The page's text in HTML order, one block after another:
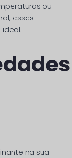
ou
essas
ideal.
na sua